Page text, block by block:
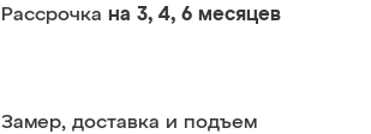
Рассрочка на 3, 4, 6 месяцев
Замер, доставка и подъем